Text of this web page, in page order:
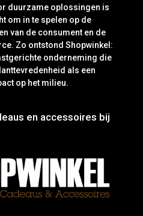
duurzame oplossingen is
om in te spelen op de
van de consument en de
Zo ontstond Shopwinkel:
onderneming die
als een
op het milieu.
en accessoires bij